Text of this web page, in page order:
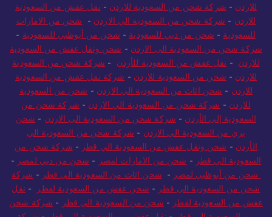
للاردن - شركة شحن من السعودية للاردن - نقل عفش من السعودية
للاردن - شركة شحن من السعودية الي الاردن - شحن من الامارات
للسعودية - شحن من دبي للسعودية - شحن من أبوظبي للسعودية -
شركة شحن من السعودية الى الاردن - شحن ونقل عفش من السعودية
للاردن - نقل عفش من السعودية للأردن - شركة شحن من السعودية
للاردن - شحن من السعودية للاردن - شركة نقل عفش من السعودية
للاردن - شحن اثاث من السعودية الي الاردن - شحن من السعودية
للاردن - شركة شحن من السعودية الي الاردن - شركة شحن من
السعودية إلى الأردن - شركة شحن من السعودية الى الاردن - شحن
بري من السعودية الى الاردن - شركة شحن من السعودية الي
الأردن - شحن ونقل عفش من السعودية الي قطر - شركة شحن من
السعودية الي قطر - شحن من الامارات لمصر - شحن من دبي لمصر -
شحن من أبوظبي لمصر - شحن اثاث من السعودية الى قطر - شركة
شحن من السعودية الى قطر - شحن عفش من السعودية لقطر - نقل
عفش من السعودية لقطر - شحن من السعودية الى قطر - شركة شحن